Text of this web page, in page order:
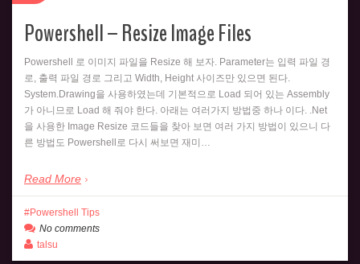
Powershell – Resize Image Files
Powershell 로 이미지 파일을 Resize 해 보자. Parameter는 입력 파일 경
로, 출력 파일 경로 그리고 Width, Height 사이즈만 있으면 된다.
System.Drawing을 사용하였는데 기본적으로 Load 되어 있는 Assembly
가 아니므로 Load 해 줘야 한다. 아래는 여러가지 방법중 하나 이다. .Net
을 사용한 Image Resize 코드들을 찾아 보면 여러 가지 방법이 있으니 다
른 방법도 Powershell로 다시 써보면 재미…
Read More
Powershell Tips
No comments
talsu